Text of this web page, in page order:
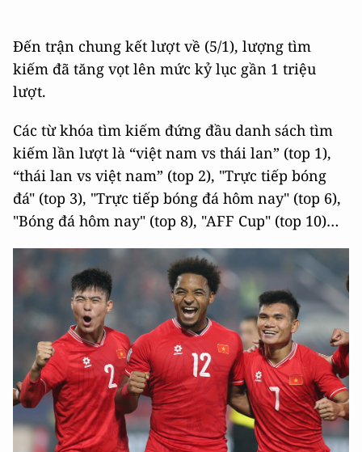
Đến trận chung kết lượt về (5/1), lượng tìm
kiếm đã tăng vọt lên mức kỷ lục gần 1 triệu
lượt.
Các từ khóa tìm kiếm đứng đầu danh sách tìm
kiếm lần lượt là “việt nam vs thái lan” (top 1),
“thái lan vs việt nam” (top 2), "Trực tiếp bóng
đá" (top 3), "Trực tiếp bóng đá hôm nay" (top 6),
"Bóng đá hôm nay" (top 8), "AFF Cup" (top 10)…